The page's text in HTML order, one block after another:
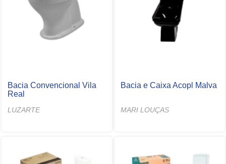
Bacia Convencional Vila
Real
LUZARTE
Bacia e Caixa Acopl Malva
MARI LOUÇAS